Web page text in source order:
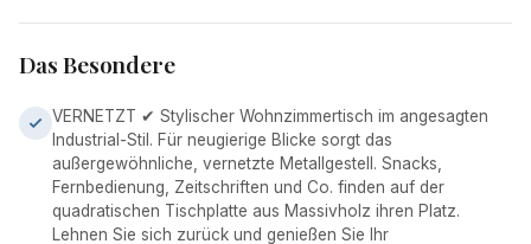
Das Besondere
VERNETZT ✔ Stylischer Wohnzimmertisch im angesagten
Industrial-Stil. Für neugierige Blicke sorgt das
außergewöhnliche, vernetzte Metallgestell. Snacks,
Fernbedienung, Zeitschriften und Co. finden auf der
quadratischen Tischplatte aus Massivholz ihren Platz.
Lehnen Sie sich zurück und genießen Sie Ihr